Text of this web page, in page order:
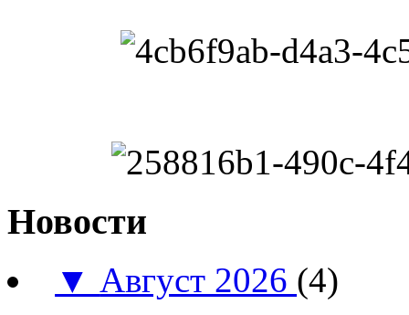
Новости
▼ Август 2026 (4)